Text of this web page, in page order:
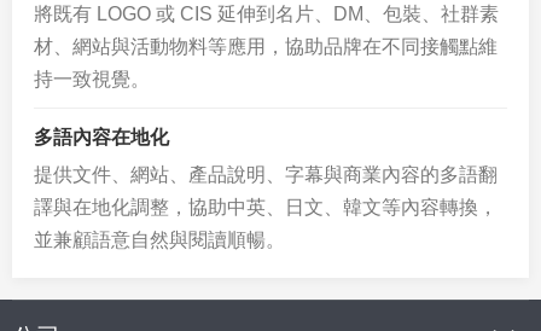
將既有 LOGO 或 CIS 延伸到名片、DM、包裝、社群素
材、網站與活動物料等應用，協助品牌在不同接觸點維
持一致視覺。
多語內容在地化
提供文件、網站、產品說明、字幕與商業內容的多語翻
譯與在地化調整，協助中英、日文、韓文等內容轉換，
並兼顧語意自然與閱讀順暢。